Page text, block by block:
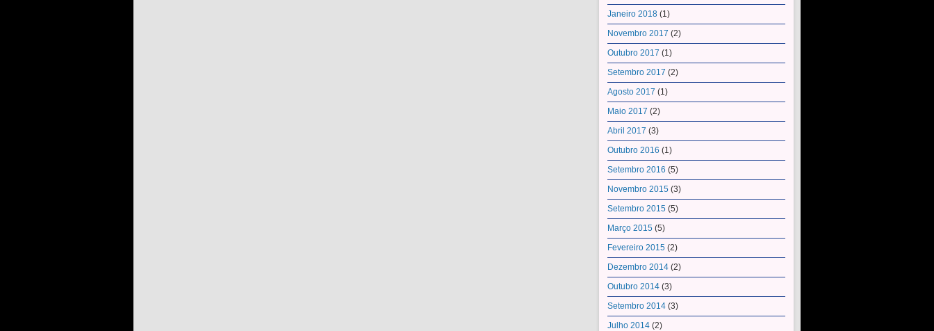
Janeiro 2018 (1)
Novembro 2017 (2)
Outubro 2017 (1)
Setembro 2017 (2)
Agosto 2017 (1)
Maio 2017 (2)
Abril 2017 (3)
Outubro 2016 (1)
Setembro 2016 (5)
Novembro 2015 (3)
Setembro 2015 (5)
Março 2015 (5)
Fevereiro 2015 (2)
Dezembro 2014 (2)
Outubro 2014 (3)
Setembro 2014 (3)
Julho 2014 (2)